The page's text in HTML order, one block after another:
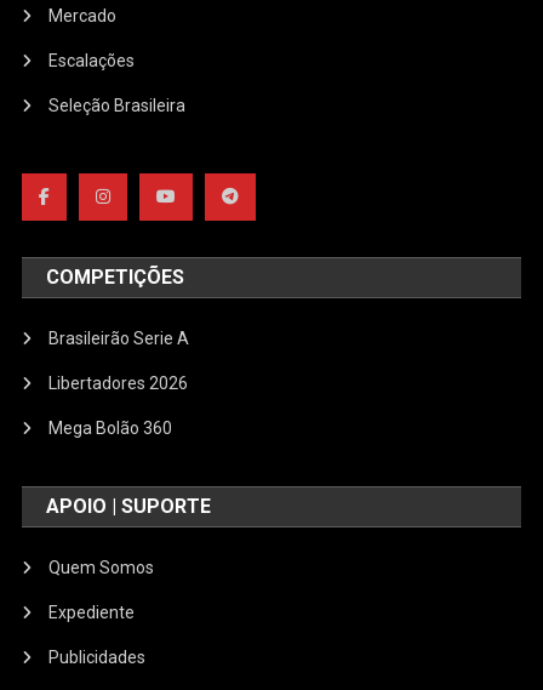
Mercado
Escalações
Seleção Brasileira
COMPETIÇÕES
Brasileirão Serie A
Libertadores 2026
Mega Bolão 360
APOIO | SUPORTE
Quem Somos
Expediente
Publicidades